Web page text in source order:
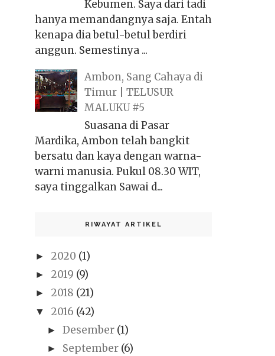
Kebumen. Saya dari tadi
hanya memandangnya saja. Entah
kenapa dia betul-betul berdiri
anggun. Semestinya ...
Ambon, Sang Cahaya di
Timur | TELUSUR
MALUKU #5
Suasana di Pasar
Mardika, Ambon telah bangkit
bersatu dan kaya dengan warna-
warni manusia. Pukul 08.30 WIT,
saya tinggalkan Sawai d...
RIWAYAT ARTIKEL
► 2020 (1)
► 2019 (9)
► 2018 (21)
▼ 2016 (42)
►Desember (1)
► September (6)